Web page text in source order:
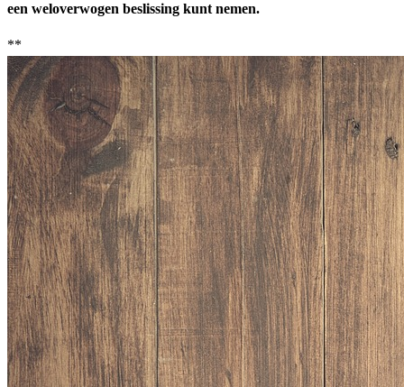
een weloverwogen beslissing kunt nemen.
**